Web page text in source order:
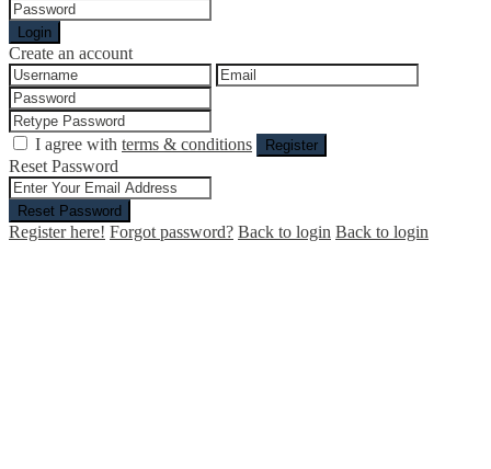
Login
Create an account
I agree with terms & conditions Register
Reset Password
Reset Password
Register here! Forgot password? Back to login Back to login